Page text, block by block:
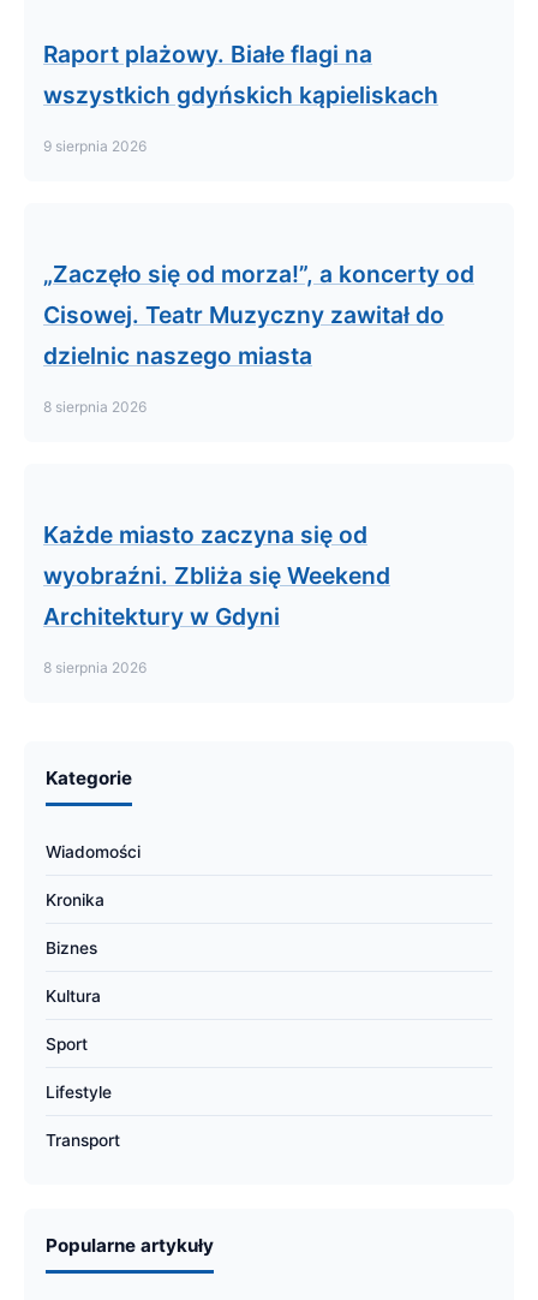
Raport plażowy. Białe flagi na
wszystkich gdyńskich kąpieliskach
9 sierpnia 2026
„Zaczęło się od morza!”, a koncerty od
Cisowej. Teatr Muzyczny zawitał do
dzielnic naszego miasta
8 sierpnia 2026
Każde miasto zaczyna się od
wyobraźni. Zbliża się Weekend
Architektury w Gdyni
8 sierpnia 2026
Kategorie
Wiadomości
Kronika
Biznes
Kultura
Sport
Lifestyle
Transport
Popularne artykuły